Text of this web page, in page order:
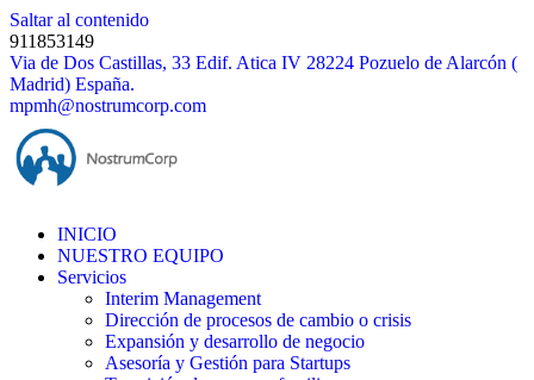
Saltar al contenido
911853149
Via de Dos Castillas, 33 Edif. Atica IV 28224 Pozuelo de Alarcón (
Madrid) España.
mpmh@nostrumcorp.com
INICIO
NUESTRO EQUIPO
Servicios
Interim Management
Dirección de procesos de cambio o crisis
Expansión y desarrollo de negocio
Asesoría y Gestión para Startups